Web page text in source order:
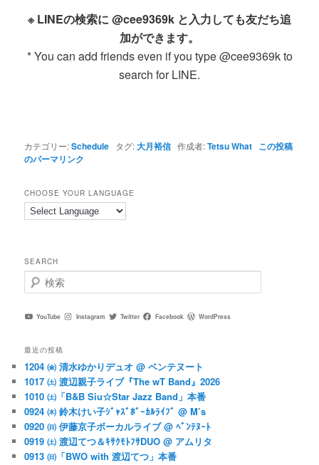
※ LINEの検索に @cee9369k と入力しても友だち追
加ができます。
* You can add friends even if you type @cee9369k to
search for LINE.
カテゴリー:Schedule タグ:大月裕信作成者:Tetsu What この投稿
のパーマリンク
CHOOSE YOUR LANGUAGE
SEARCH
検
索
YouTube Instagram Twitter Facebook WordPress
最近の投稿
1204 ㈮ 清水ゆかりデュオ @ ベンテヌート
1017 ㈯ 渡辺親子ライブ『The wT Band』2026
1010 ㈯「B&B Siu☆Star Jazz Band」本番
0924 ㈭ 鈴木けい子ｼﾞｬｽﾞﾎﾞｰｶﾙﾗｲﾌﾞ @ M’s
0920 ㈰ 伊藤京子ボーカルライブ @ ﾍﾞﾝﾃﾇｰﾄ
0919 ㈯ 渡辺てつ＆ｷｻｸﾓﾄﾌｻDUO @ アムリタ
0913 ㈰「BWO with 渡辺てつ」本番